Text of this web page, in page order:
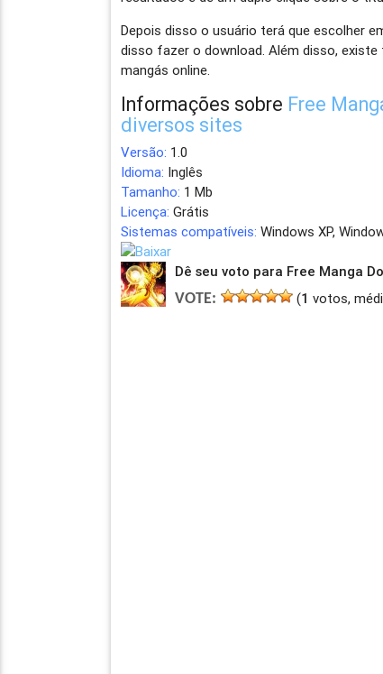
Depois disso o usuário terá que escolher
disso fazer o download. Além disso,
mangás online.
Informações sobre Free
diversos sites
Versão: 1.0
Idioma: Inglês
Tamanho: 1 Mb
Licença: Grátis
Sistemas compatíveis: Windows XP,
Dê seu voto para Free Manga
VOTE:
(1 votos,